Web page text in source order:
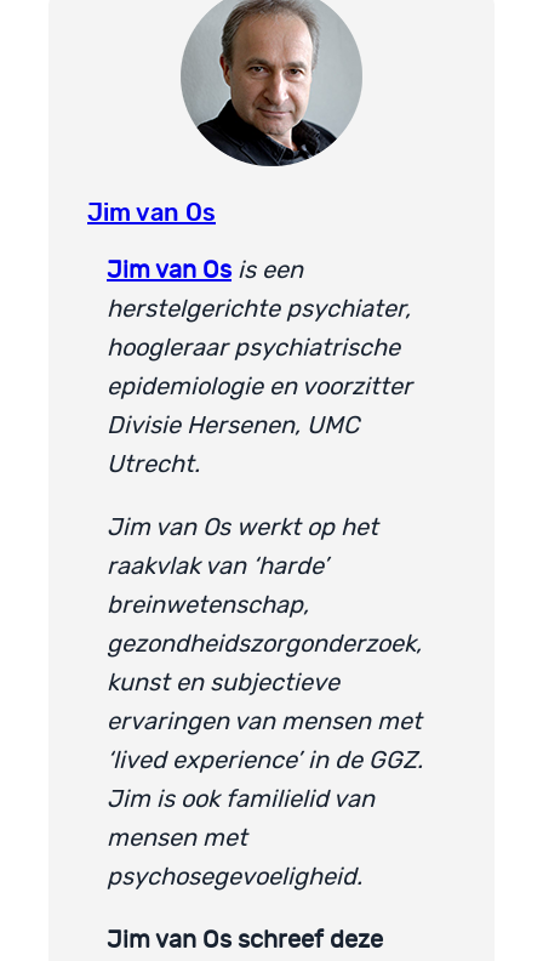
Jim van Os
Jim van Os is een
herstelgerichte psychiater,
hoogleraar psychiatrische
epidemiologie en voorzitter
Divisie Hersenen, UMC
Utrecht.
Jim van Os werkt op het
raakvlak van ‘harde’
breinwetenschap,
gezondheidszorgonderzoek,
kunst en subjectieve
ervaringen van mensen met
‘lived experience’ in de GGZ.
Jim is ook familielid van
mensen met
psychosegevoeligheid.
Jim van Os schreef deze